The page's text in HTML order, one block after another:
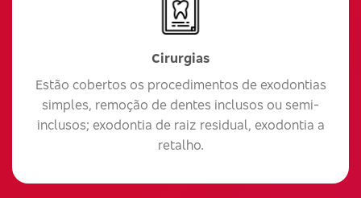
Cirurgias
Estão cobertos os procedimentos de exodontias
simples, remoção de dentes inclusos ou semi-
inclusos; exodontia de raiz residual, exodontia a
retalho.